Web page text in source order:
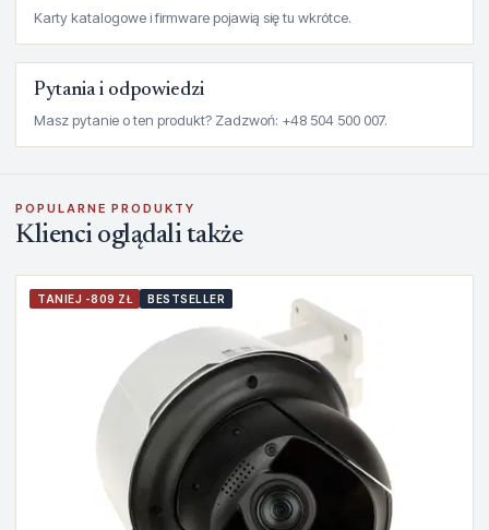
Karty katalogowe i firmware pojawią się tu wkrótce.
Pytania i odpowiedzi
Masz pytanie o ten produkt? Zadzwoń: +48 504 500 007.
POPULARNE PRODUKTY
Klienci oglądali także
TANIEJ -809 ZŁ BESTSELLER